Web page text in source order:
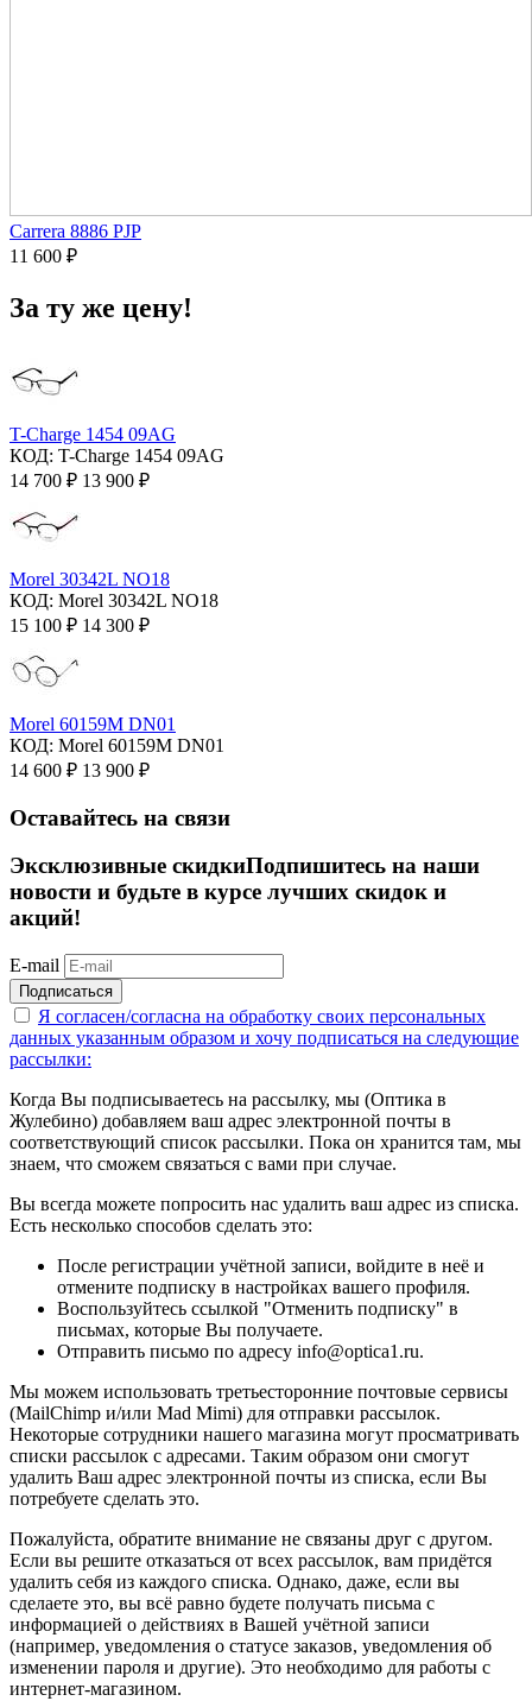
Carrera 8886 PJP
11 600 ₽
За ту же цену!
T-Charge 1454 09AG
КОД: T-Charge 1454 09AG
14 700 ₽ 13 900 ₽
Morel 30342L NO18
КОД: Morel 30342L NO18
15 100 ₽ 14 300 ₽
Morel 60159M DN01
КОД: Morel 60159M DN01
14 600 ₽ 13 900 ₽
Оставайтесь на связи
Эксклюзивные скидкиПодпишитесь на наши
новости и будьте в курсе лучших скидок и
акций!
E-mail
Подписаться
Я согласен/согласна на обработку своих персональных
данных указанным образом и хочу подписаться на следующие
рассылки:
Когда Вы подписываетесь на рассылку, мы (Оптика в
Жулебино) добавляем ваш адрес электронной почты в
соответствующий список рассылки. Пока он хранится там, мы
знаем, что сможем связаться с вами при случае.
Вы всегда можете попросить нас удалить ваш адрес из списка.
Есть несколько способов сделать это:
После регистрации учётной записи, войдите в неё и
отмените подписку в настройках вашего профиля.
Воспользуйтесь ссылкой "Отменить подписку" в
письмах, которые Вы получаете.
Отправить письмо по адресу info@optica1.ru.
Мы можем использовать третьесторонние почтовые сервисы
(MailChimp и/или Mad Mimi) для отправки рассылок.
Некоторые сотрудники нашего магазина могут просматривать
списки рассылок с адресами. Таким образом они смогут
удалить Ваш адрес электронной почты из списка, если Вы
потребуете сделать это.
Пожалуйста, обратите внимание не связаны друг с другом.
Если вы решите отказаться от всех рассылок, вам придётся
удалить себя из каждого списка. Однако, даже, если вы
сделаете это, вы всё равно будете получать письма с
информацией о действиях в Вашей учётной записи
(например, уведомления о статусе заказов, уведомления об
изменении пароля и другие). Это необходимо для работы с
интернет-магазином.